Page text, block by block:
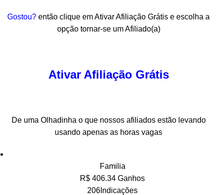
Gostou? então clique em Ativar Afiliação Grátis e escolha a
opção tornar-se um Afiliado(a)
Ativar Afiliação Grátis
De uma Olhadinha o que nossos afiliados estão levando
usando apenas as horas vagas
Familia
R$ 406.34 Ganhos
206Indicações